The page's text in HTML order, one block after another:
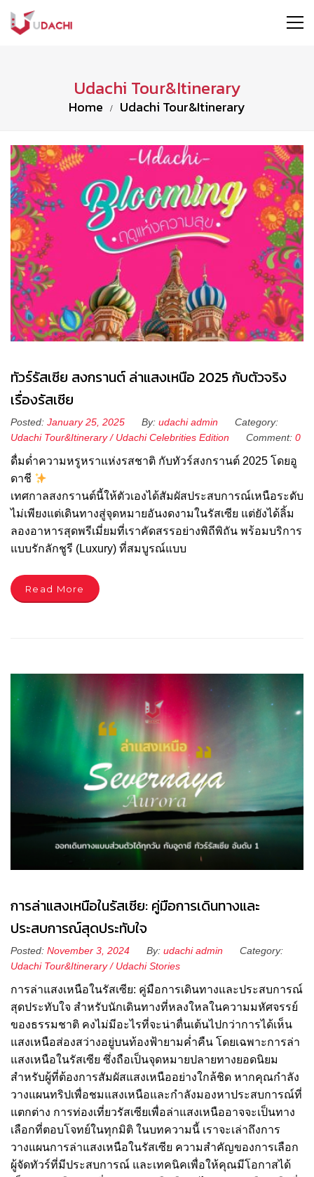
Udachi Tour&Itinerary
Home Udachi Tour&Itinerary
ทัวร์รัสเซีย สงกรานต์ ล่าแสงเหนือ ​2025 กับตัวจริง
เรื่องรัสเซีย
Posted: January 25, 2025 By: udachi admin
Category:
Udachi Tour&Itinerary/ Udachi Celebrities Edition Comment: 0
ดื่มด่ำความหรูหราแห่งรสชาติ กับทัวร์สงกรานต์ 2025 โดยอู
ดาชี
เทศกาลสงกรานต์นี้ให้ตัวเองได้สัมผัสประสบการณ์เหนือระดับ
ไม่เพียงแต่เดินทางสู่จุดหมายอันงดงามในรัสเซีย แต่ยังได้ลิ้ม
ลองอาหารสุดพรีเมี่ยมที่เราคัดสรรอย่างพิถีพิถัน พร้อมบริการ
แบบรักลักชูรี (Luxury) ที่สมบูรณ์แบบ
Read More
การล่าแสงเหนือในรัสเซีย: คู่มือการเดินทางและ
ประสบการณ์สุดประทับใจ
Posted: November 3, 2024 By: udachi admin
Category:
Udachi Tour&Itinerary/ Udachi Stories
การล่าแสงเหนือในรัสเซีย: คู่มือการเดินทางและประสบการณ์
สุดประทับใจ สำหรับนักเดินทางที่หลงใหลในความมหัศจรรย์
ของธรรมชาติ คงไม่มีอะไรที่จะน่าตื่นเต้นไปกว่าการได้เห็น
แสงเหนือส่องสว่างอยู่บนท้องฟ้ายามค่ำคืน โดยเฉพาะการล่า
แสงเหนือในรัสเซีย ซึ่งถือเป็นจุดหมายปลายทางยอดนิยม
สำหรับผู้ที่ต้องการสัมผัสแสงเหนืออย่างใกล้ชิด หากคุณกำลัง
วางแผนทริปเพื่อชมแสงเหนือและกำลังมองหาประสบการณ์ที่
แตกต่าง การท่องเที่ยวรัสเซียเพื่อล่าแสงเหนืออาจจะเป็นทาง
เลือกที่ตอบโจทย์ในทุกมิติ ในบทความนี้ เราจะเล่าถึงการ
วางแผนการล่าแสงเหนือในรัสเซีย ความสำคัญของการเลือก
ผู้จัดทัวร์ที่มีประสบการณ์ และเทคนิคเพื่อให้คุณมีโอกาสได้